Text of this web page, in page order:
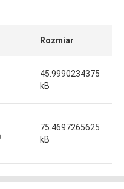
Rozmiar
45.9990234375
kB
75.4697265625
kB